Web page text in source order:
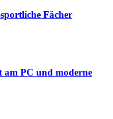
Fächer
am PC und moderne